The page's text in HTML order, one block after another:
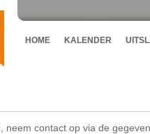
HOME KALENDER
neem contact op via de